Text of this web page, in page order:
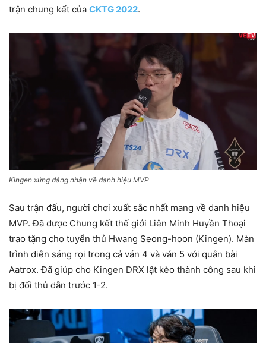
trận chung kết của CKTG 2022.
Kingen xứng đáng nhận về danh hiệu MVP
Sau trận đấu, người chơi xuất sắc nhất mang về danh hiệu
MVP. Đã được Chung kết thế giới Liên Minh Huyền Thoại
trao tặng cho tuyển thủ Hwang Seong-hoon (Kingen). Màn
trình diễn sáng rọi trong cả ván 4 và ván 5 với quân bài
Aatrox. Đã giúp cho Kingen DRX lật kèo thành công sau khi
bị đối thủ dẫn trước 1-2.